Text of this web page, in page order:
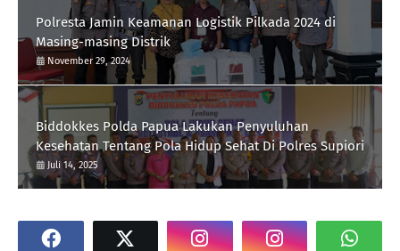
Polresta Jamin Keamanan Logistik Pilkada 2024 di
Masing-masing Distrik
November 29, 2024
Biddokkes Polda Papua Lakukan Penyuluhan
Kesehatan Tentang Pola Hidup Sehat Di Polres Supiori
Juli 14, 2025